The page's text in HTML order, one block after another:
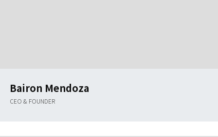
Bairon Mendoza
CEO & FOUNDER